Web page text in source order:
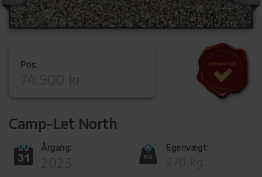
Pris:
Camp-Let North
Årgang: Egenvægt: